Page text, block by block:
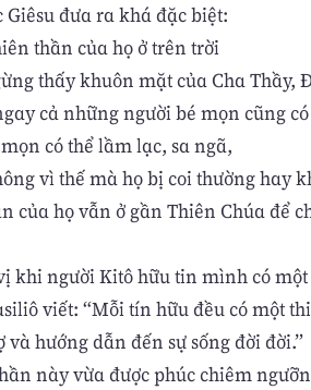
Giêsu đưa ra khá đặc biệt:
thần của họ ở trên trời
thấy khuôn mặt của Cha Thầy,
cả những người bé mọn cũng
có thể lầm lạc, sa ngã,
vì thế mà họ bị coi thường hay
của họ vẫn ở gần Thiên Chúa để
khi người Kitô hữu tin mình có
viết: “Mỗi tín hữu đều có một
và hướng dẫn đến sự sống đời đời.”
này vừa được phúc chiêm